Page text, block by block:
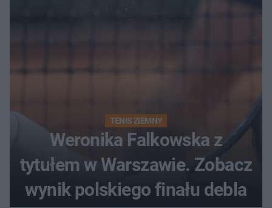
TENIS ZIEMNY
Weronika Falkowska z
tytułem w Warszawie. Zobacz
wynik polskiego finału debla